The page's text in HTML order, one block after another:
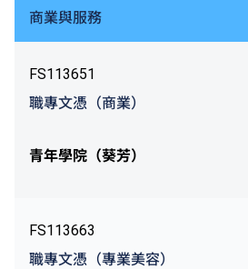
商業與服務
FS113651
職專文憑（商業）
青年學院（葵芳）
FS113663
職專文憑（專業美容）